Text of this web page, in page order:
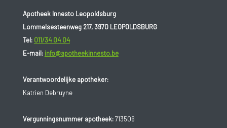
Apotheek Innesto Leopoldsburg
Lommelsesteenweg 217, 3970 LEOPOLDSBURG
Tel: 011/34 04 04
E-mail: info@apotheekinnesto.be
Verantwoordelijke apotheker:
Katrien Debruyne
Vergunningsnummer apotheek:713506